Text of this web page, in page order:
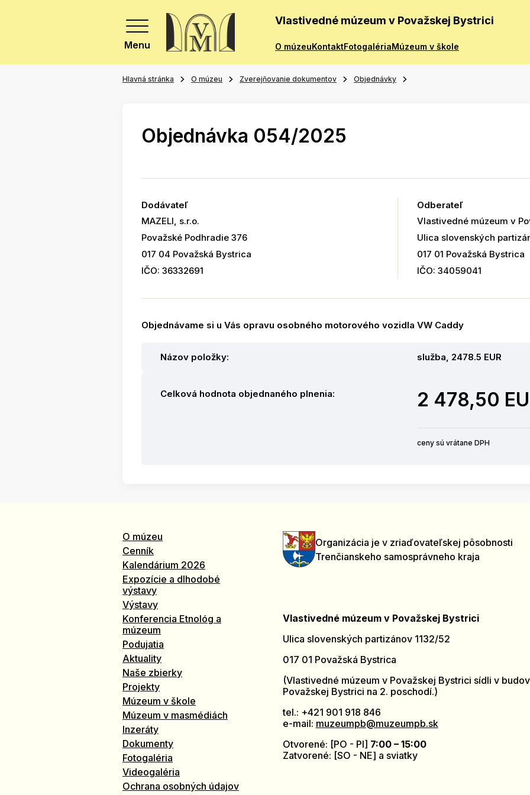
Menu
Vlastivedné múzeum v Považskej Bystrici
O múzeuKontaktFotogalériaMúzeum v škole
Hlavná stránka O múzeu Zverejňovanie dokumentov Objednávky
Objednávka 054/2025
Dodávateľ
MAZELI, s.r.o.
Považské Podhradie 376
017 04 Považská Bystrica
IČO: 36332691
Odberateľ
Vlastivedné múzeum v
Ulica slovenských
017 01 Považská Bystrica
IČO: 34059041
Objednávame si u Vás opravu osobného motorového vozidla VW Caddy
Názov položky: služba, 2478.5 EUR
Celková hodnota objednaného plnenia: 2 478,50
ceny sú vrátane DPH
O múzeu
Cenník
Kalendárium 2026
Expozície a dlhodobé
výstavy
Výstavy
Konferencia Etnológ a
múzeum
Podujatia
Aktuality
Naše zbierky
Projekty
Múzeum v škole
Múzeum v masmédiách
Inzeráty
Dokumenty
Fotogaléria
Videogaléria
Ochrana osobných údajov
Organizácia je v zriaďovateľskej pôsobnosti
Trenčianskeho samosprávneho kraja
Vlastivedné múzeum v Považskej Bystrici
Ulica slovenských partizánov 1132/52
017 01 Považská Bystrica
(Vlastivedné múzeum v Považskej Bystrici sídli v
Považskej Bystrici na 2. poschodí.)
tel.: +421 901 918 846
e-mail: muzeumpb@muzeumpb.sk
Otvorené: [PO - PI] 7:00 – 15:00
Zatvorené: [SO - NE] a sviatky